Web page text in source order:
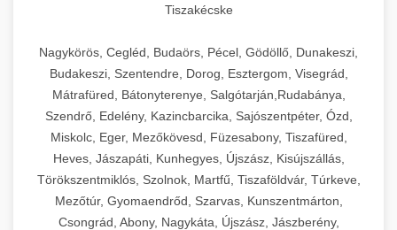
Tiszakécske
Nagykörös, Cegléd, Budaörs, Pécel, Gödöllő, Dunakeszi,
Budakeszi, Szentendre, Dorog, Esztergom, Visegrád,
Mátrafüred, Bátonyterenye, Salgótarján,Rudabánya,
Szendrő, Edelény, Kazincbarcika, Sajószentpéter, Ózd,
Miskolc, Eger, Mezőkövesd, Füzesabony, Tiszafüred,
Heves, Jászapáti, Kunhegyes, Újszász, Kisújszállás,
Törökszentmiklós, Szolnok, Martfű, Tiszaföldvár, Túrkeve,
Mezőtúr, Gyomaendrőd, Szarvas, Kunszentmárton,
Csongrád, Abony, Nagykáta, Újszász, Jászberény,